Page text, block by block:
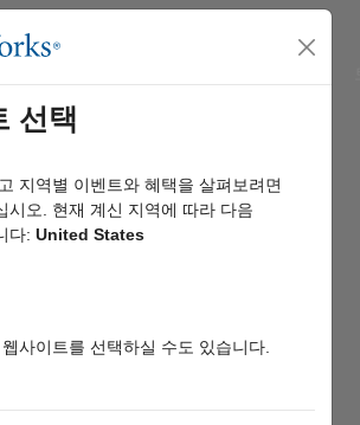
선택
지역별 이벤트와 혜택을 살펴보려면
시오. 현재 계신 지역에 따라 다음
다: United States
사이트를 선택하실 수도 있습니다.